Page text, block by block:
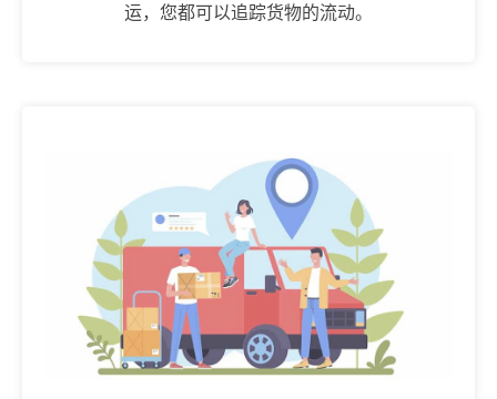
运，您都可以追踪货物的流动。